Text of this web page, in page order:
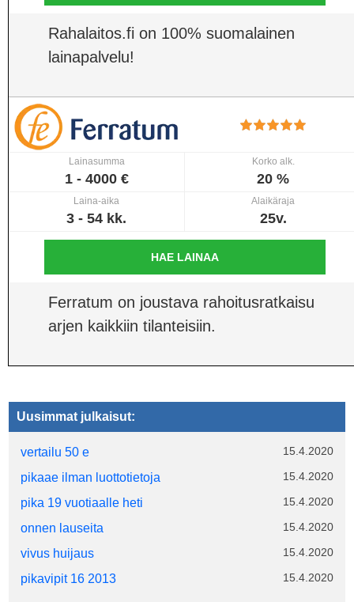
Rahalaitos.fi on 100% suomalainen
lainapalvelu!
Lainasumma
1 - 4000 €
Korko alk.
20 %
Laina-aika
3 - 54 kk.
Alaikäraja
25v.
HAE LAINAA
Ferratum on joustava rahoitusratkaisu
arjen kaikkiin tilanteisiin.
Uusimmat julkaisut:
vertailu 50 e 15.4.2020
pikaae ilman luottotietoja 15.4.2020
pika 19 vuotiaalle heti 15.4.2020
onnen lauseita 15.4.2020
vivus huijaus 15.4.2020
pikavipit 16 2013 15.4.2020